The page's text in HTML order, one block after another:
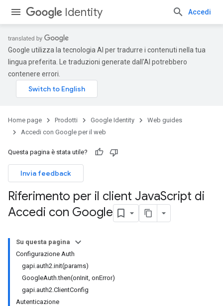
Identity Accedi
Google utilizza la tecnologia AI per tradurre i contenuti nella tua
lingua preferita. Le traduzioni generate dall'AI potrebbero
contenere errori.
Home page Prodotti Google Identity
Web guides
Accedi con Google per il web
Questa pagina è stata utile?
Invia feedback
Riferimento per il client JavaScript di
Accedi con Google
Su questa pagina
Configurazione Auth
gapi.auth2.init(params)
GoogleAuth.then(onInit, onError)
gapi.auth2.ClientConfig
Autenticazione